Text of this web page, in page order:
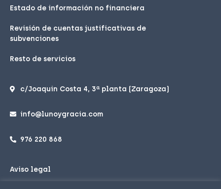
Estado de información no financiera
Revisión de cuentas justificativas de
subvenciones
Resto de servicios
c/Joaquin Costa 4, 3ª planta (Zaragoza)
info@lunoygracia.com
976 220 868
Aviso legal